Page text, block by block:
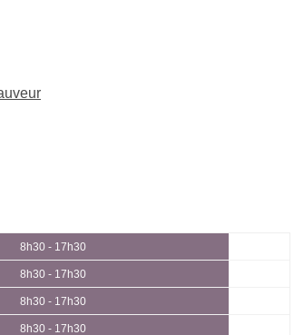
8h30 - 17h30
8h30 - 17h30
8h30 - 17h30
8h30 - 17h30